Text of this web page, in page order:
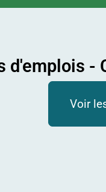
d'emplois -
Voir